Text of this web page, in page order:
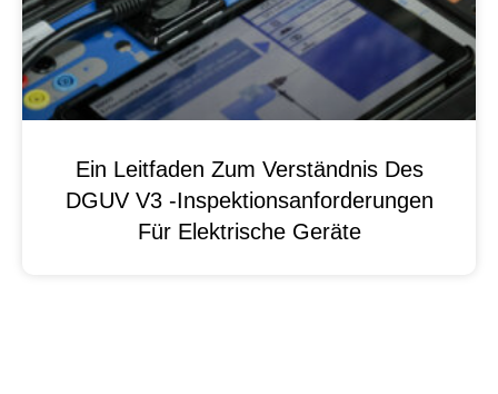
Ein Leitfaden Zum Verständnis Des
DGUV V3 -Inspektionsanforderungen
Für Elektrische Geräte